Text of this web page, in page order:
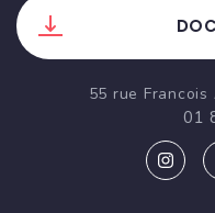
55 rue
01